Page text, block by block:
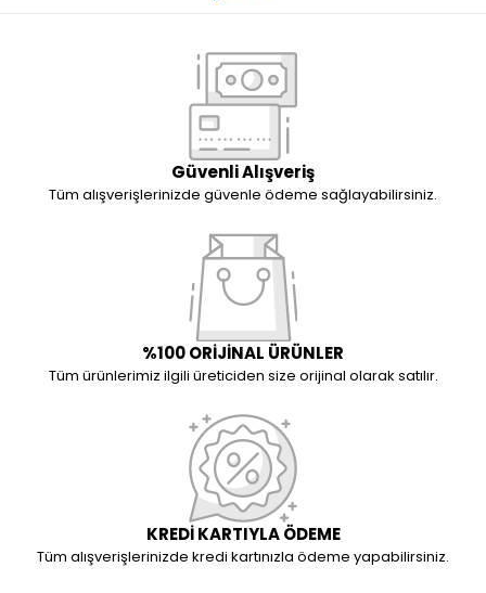
Güvenli Alışveriş
Tüm alışverişlerinizde güvenle ödeme sağlayabilirsiniz.
%100 ORİJİNAL ÜRÜNLER
Tüm ürünlerimiz ilgili üreticiden size orijinal olarak satılır.
KREDİ KARTIYLA ÖDEME
Tüm alışverişlerinizde kredi kartınızla ödeme yapabilirsiniz.